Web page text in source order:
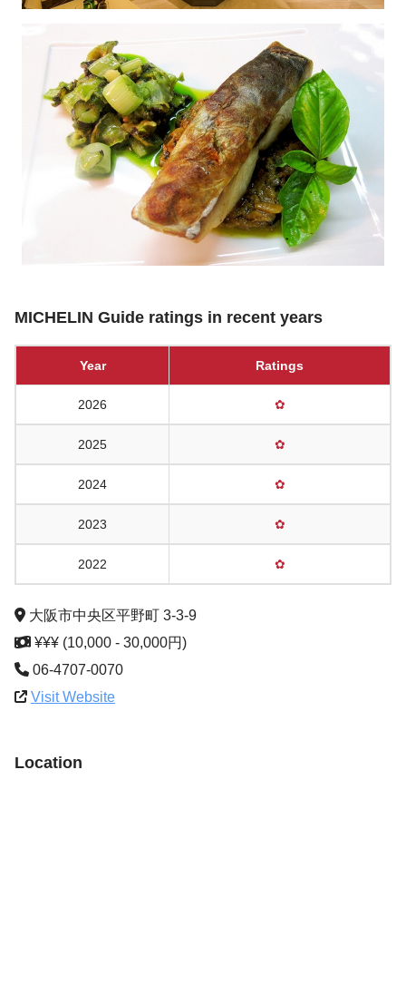
MICHELIN Guide ratings in recent years
Year Ratings
2026 ✿
2025 ✿
2024 ✿
2023 ✿
2022 ✿
大阪市中央区平野町 3-3-9
¥¥¥ (10,000 - 30,000円)
06-4707-0070
Visit Website
Location